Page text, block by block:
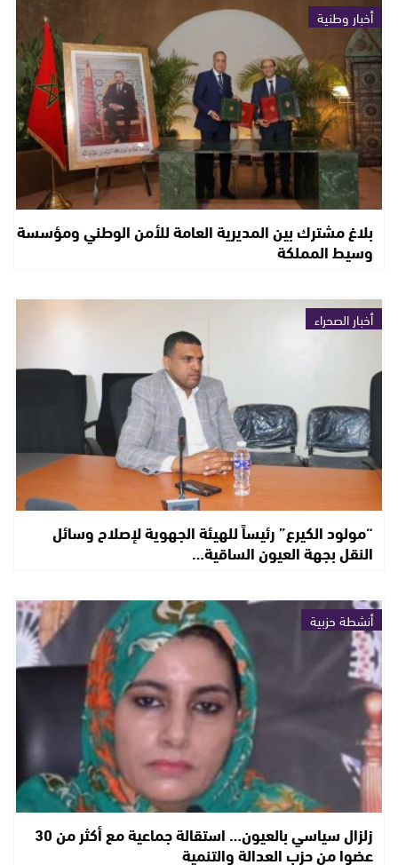
أخبار وطنية
بلاغ مشترك بين المديرية العامة للأمن الوطني ومؤسسة
وسيط المملكة
أخبار الصحراء
“مولود الكيرع” رئيساً للهيئة الجهوية لإصلاح وسائل
النقل بجهة العيون الساقية…
أنشطة حزبية
زلزال سياسي بالعيون… استقالة جماعية مع أكثر من 30
عضوا من حزب العدالة والتنمية